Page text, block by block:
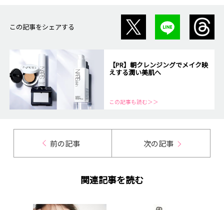
この記事をシェアする
【PR】朝クレンジングでメイク映
えする潤い美肌へ
この記事も読む＞＞
前の記事 次の記事
関連記事を読む